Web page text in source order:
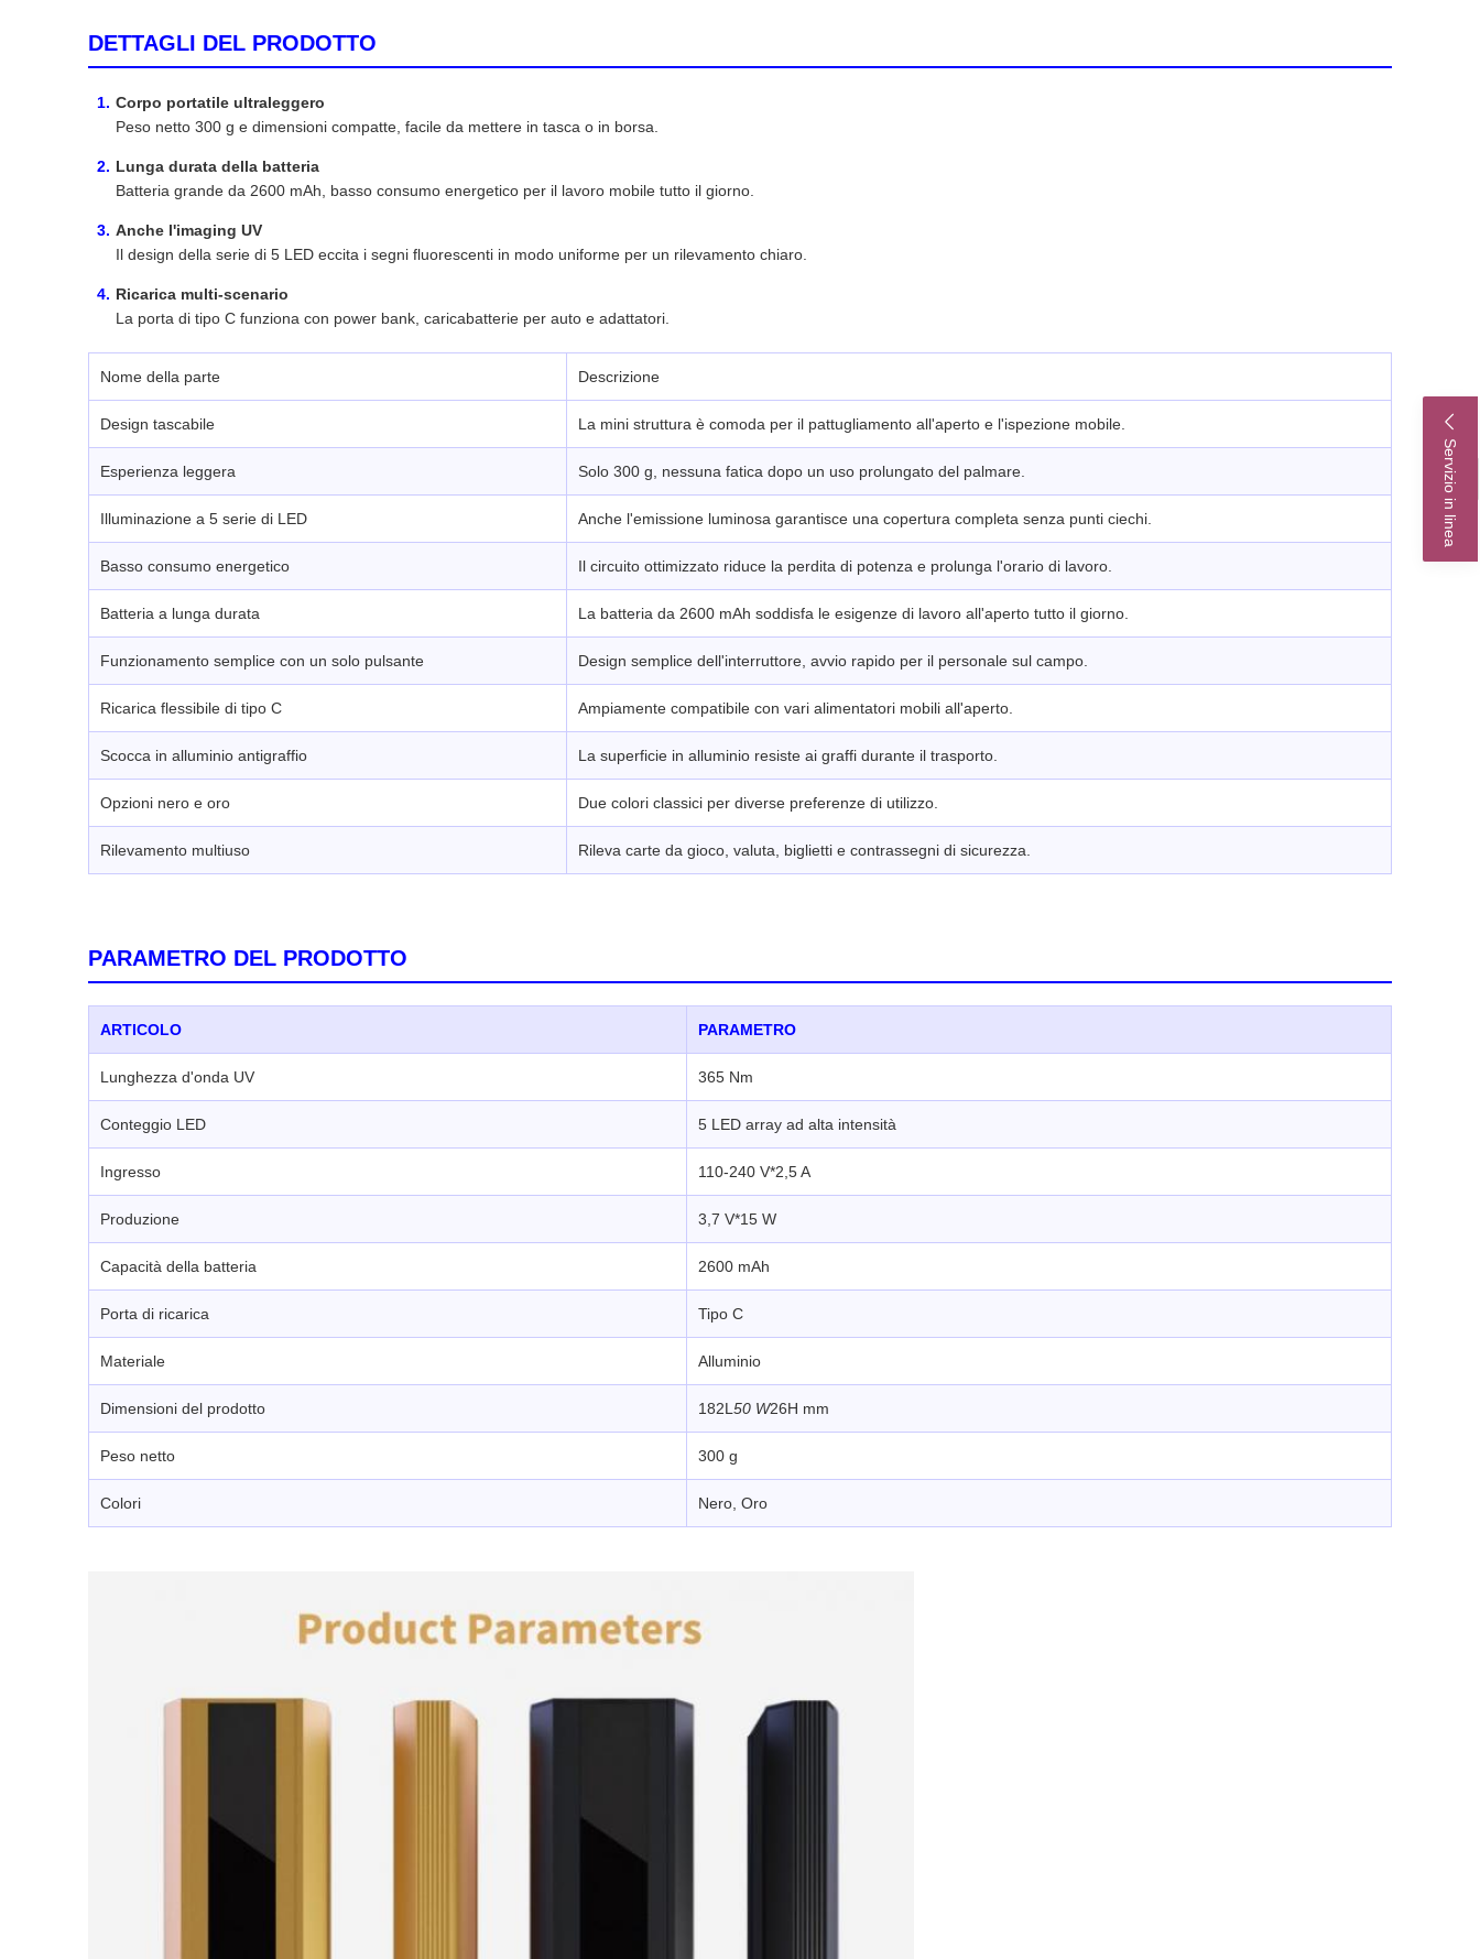
Servizio in linea
DETTAGLI DEL PRODOTTO
Corpo portatile ultraleggero
Peso netto 300 g e dimensioni compatte, facile da mettere in tasca o in borsa.
Lunga durata della batteria
Batteria grande da 2600 mAh, basso consumo energetico per il lavoro mobile tutto il giorno.
Anche l'imaging UV
Il design della serie di 5 LED eccita i segni fluorescenti in modo uniforme per un rilevamento chiaro.
Ricarica multi-scenario
La porta di tipo C funziona con power bank, caricabatterie per auto e adattatori.
Nome della parte Descrizione
Design tascabile La mini struttura è comoda per il pattugliamento all'aperto e l'ispezione mobile.
Esperienza leggera Solo 300 g, nessuna fatica dopo un uso prolungato del palmare.
Illuminazione a 5 serie di LED Anche l'emissione luminosa garantisce una copertura completa senza punti ciechi.
Basso consumo energetico Il circuito ottimizzato riduce la perdita di potenza e prolunga l'orario di lavoro.
Batteria a lunga durata La batteria da 2600 mAh soddisfa le esigenze di lavoro all'aperto tutto il giorno.
Funzionamento semplice con un solo pulsante Design semplice dell'interruttore, avvio rapido per il personale sul campo.
Ricarica flessibile di tipo C Ampiamente compatibile con vari alimentatori mobili all'aperto.
Scocca in alluminio antigraffio La superficie in alluminio resiste ai graffi durante il trasporto.
Opzioni nero e oro Due colori classici per diverse preferenze di utilizzo.
Rilevamento multiuso Rileva carte da gioco, valuta, biglietti e contrassegni di sicurezza.
PARAMETRO DEL PRODOTTO
ARTICOLO PARAMETRO
Lunghezza d'onda UV 365 Nm
Conteggio LED 5 LED array ad alta intensità
Ingresso 110-240 V*2,5 A
Produzione 3,7 V*15 W
Capacità della batteria 2600 mAh
Porta di ricarica Tipo C
Materiale Alluminio
Dimensioni del prodotto 182L 50 W26H mm
Peso netto 300 g
Colori Nero, Oro